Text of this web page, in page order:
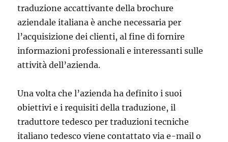
traduzione accattivante della brochure
aziendale italiana è anche necessaria per
l’acquisizione dei clienti, al fine di fornire
informazioni professionali e interessanti sulle
attività dell’azienda.
Una volta che l’azienda ha definito i suoi
obiettivi e i requisiti della traduzione, il
traduttore tedesco per traduzioni tecniche
italiano tedesco viene contattato via e-mail o